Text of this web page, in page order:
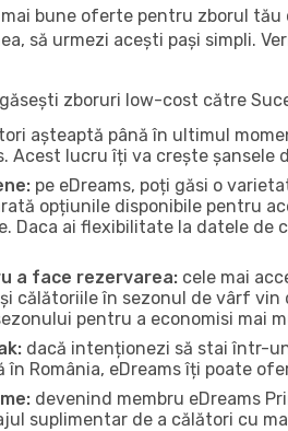
bune oferte pentru zborul
să urmezi acești pași simpli.
zboruri low-cost către
așteaptă până în ultimul
Acest lucru îți va crește
pe eDreams, poți găsi o
opțiunile disponibile pentru
Daca ai flexibilitate la datele de
a face rezervarea: cele mai
călătoriile în sezonul de vârf
pentru a economisi mai
dacă intenționezi să stai într-
România, eDreams îți poate
devenind membru eDreams
suplimentar de a călători cu